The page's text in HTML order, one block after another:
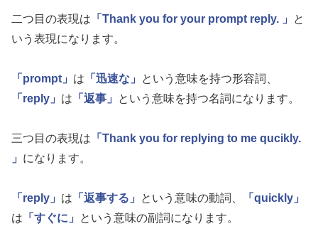
二つ目の表現は 「Thank you for your prompt reply. 」
と
いう表現になります。
「prompt」 は 「迅速な」
という意味を持つ形容詞、
「reply」 は 「返事」 という意味を持つ名詞になります。
三つ目の表現は 「Thank you for replying to me qucikly.
」 になります。
「reply」 は 「返事する」 という意味の動詞、
「quickly」
は 「すぐに」 という意味の副詞になります。